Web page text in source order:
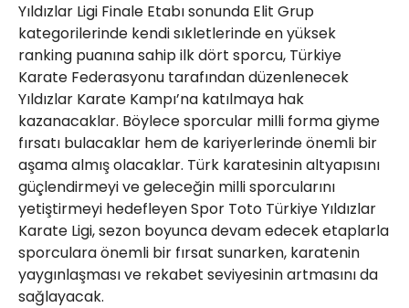
Yıldızlar Ligi Finale Etabı sonunda Elit Grup
kategorilerinde kendi sıkletlerinde en yüksek
ranking puanına sahip ilk dört sporcu, Türkiye
Karate Federasyonu tarafından düzenlenecek
Yıldızlar Karate Kampı’na katılmaya hak
kazanacaklar. Böylece sporcular milli forma giyme
fırsatı bulacaklar hem de kariyerlerinde önemli bir
aşama almış olacaklar. Türk karatesinin altyapısını
güçlendirmeyi ve geleceğin milli sporcularını
yetiştirmeyi hedefleyen Spor Toto Türkiye Yıldızlar
Karate Ligi, sezon boyunca devam edecek etaplarla
sporculara önemli bir fırsat sunarken, karatenin
yaygınlaşması ve rekabet seviyesinin artmasını da
sağlayacak.